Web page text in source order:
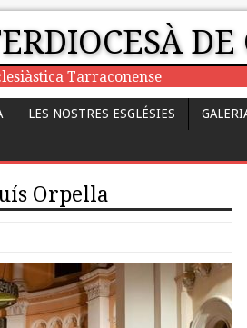
Tarraconense
LES NOSTRES ESGLÉSIES
Orpella